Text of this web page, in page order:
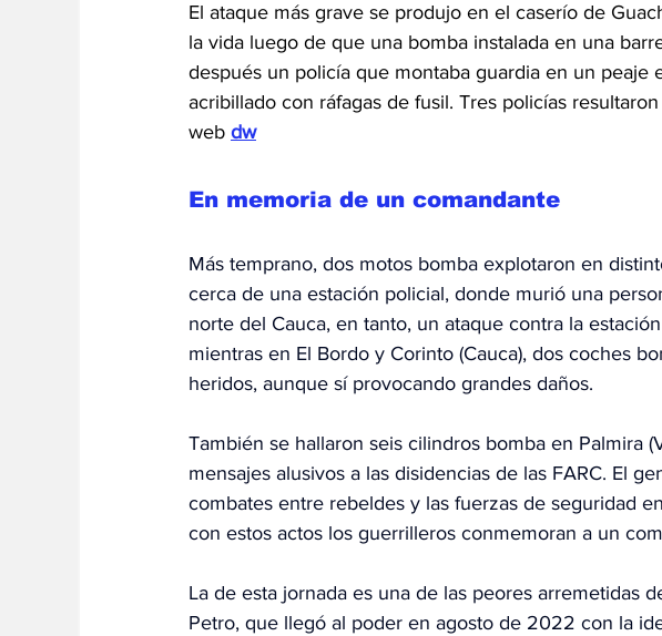
El ataque más grave se produjo en el caserío de
la vida luego de que una bomba instalada en una
después un policía que montaba guardia en un
acribillado con ráfagas de fusil. Tres policías
web dw
En memoria de un comandante
Más temprano, dos motos bomba explotaron en
cerca de una estación policial, donde murió una
norte del Cauca, en tanto, un ataque contra la
mientras en El Bordo y Corinto (Cauca), dos coches
heridos, aunque sí provocando grandes daños.
También se hallaron seis cilindros bomba en Palmira
mensajes alusivos a las disidencias de las FARC. El
combates entre rebeldes y las fuerzas de seguridad
con estos actos los guerrilleros conmemoran a un
La de esta jornada es una de las peores arremetidas
Petro, que llegó al poder en agosto de 2022 con la